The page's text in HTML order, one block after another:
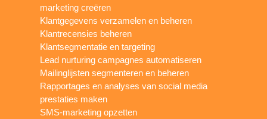
marketing creëren
Klantgegevens verzamelen en beheren
Klantrecensies beheren
Klantsegmentatie en targeting
Lead nurturing campagnes automatiseren
Mailinglijsten segmenteren en beheren
Rapportages en analyses van social media
prestaties maken
SMS-marketing opzetten